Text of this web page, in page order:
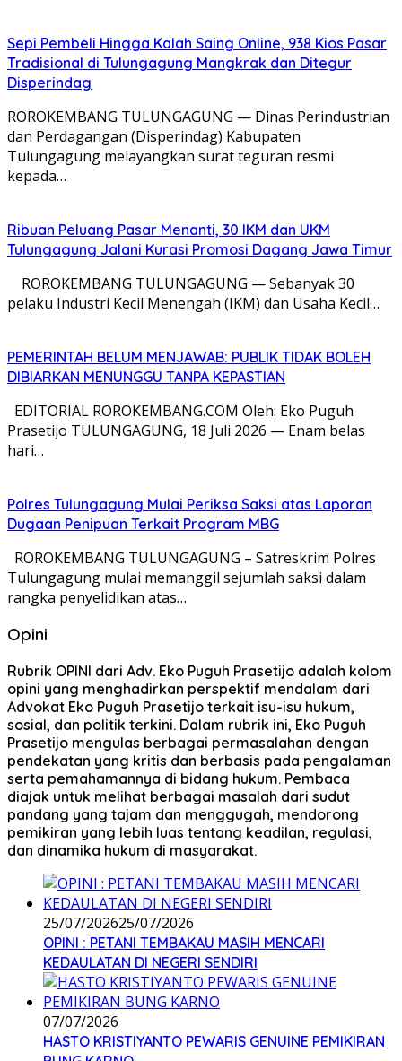
Sepi Pembeli Hingga Kalah Saing Online, 938 Kios Pasar
Tradisional di Tulungagung Mangkrak dan Ditegur
Disperindag
ROROKEMBANG TULUNGAGUNG — Dinas Perindustrian
dan Perdagangan (Disperindag) Kabupaten
Tulungagung melayangkan surat teguran resmi
kepada…
Ribuan Peluang Pasar Menanti, 30 IKM dan UKM
Tulungagung Jalani Kurasi Promosi Dagang Jawa Timur
​ ROROKEMBANG TULUNGAGUNG — Sebanyak 30
pelaku Industri Kecil Menengah (IKM) dan Usaha Kecil…
PEMERINTAH BELUM MENJAWAB: PUBLIK TIDAK BOLEH
DIBIARKAN MENUNGGU TANPA KEPASTIAN
EDITORIAL ROROKEMBANG.COM Oleh: Eko Puguh
Prasetijo TULUNGAGUNG, 18 Juli 2026 — Enam belas
hari…
Polres Tulungagung Mulai Periksa Saksi atas Laporan
Dugaan Penipuan Terkait Program MBG
ROROKEMBANG TULUNGAGUNG – Satreskrim Polres
Tulungagung mulai memanggil sejumlah saksi dalam
rangka penyelidikan atas…
Opini
Rubrik OPINI dari Adv. Eko Puguh Prasetijo adalah kolom
opini yang menghadirkan perspektif mendalam dari
Advokat Eko Puguh Prasetijo terkait isu-isu hukum,
sosial, dan politik terkini. Dalam rubrik ini, Eko Puguh
Prasetijo mengulas berbagai permasalahan dengan
pendekatan yang kritis dan berbasis pada pengalaman
serta pemahamannya di bidang hukum. Pembaca
diajak untuk melihat berbagai masalah dari sudut
pandang yang tajam dan menggugah, mendorong
pemikiran yang lebih luas tentang keadilan, regulasi,
dan dinamika hukum di masyarakat.
25/07/202625/07/2026
OPINI : PETANI TEMBAKAU MASIH MENCARI
KEDAULATAN DI NEGERI SENDIRI
07/07/2026
HASTO KRISTIYANTO PEWARIS GENUINE PEMIKIRAN